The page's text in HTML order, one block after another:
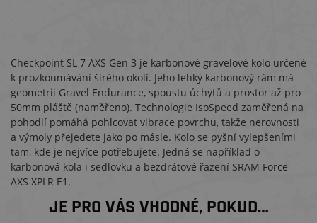
Checkpoint SL 7 AXS Gen 3 je karbonové gravelové kolo určené
k prozkoumávání širého okolí. Jeho lehký karbonový rám má
geometrii Gravel Endurance, spoustu úchytů a prostor až pro
50mm pláště (naměřeno). Technologie IsoSpeed zaměřená na
pohodlí pomáhá pohlcovat vibrace povrchu, takže nerovnosti
a výmoly přejedete jako po másle. Kolo se pyšní vylepšeními
tam, kde je nejvíce potřebujete. Jedná se například o
karbonová kola i sedlovku a bezdrátové řazení SRAM Force
AXS XPLR E1.
JE PRO VÁS VHODNÉ, POKUD…